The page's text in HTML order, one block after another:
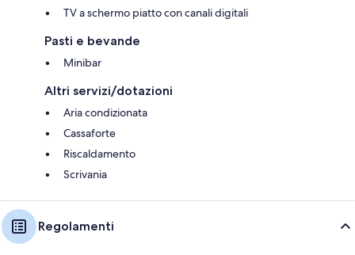
TV a schermo piatto con canali digitali
Pasti e bevande
Minibar
Altri servizi/dotazioni
Aria condizionata
Cassaforte
Riscaldamento
Scrivania
Regolamenti